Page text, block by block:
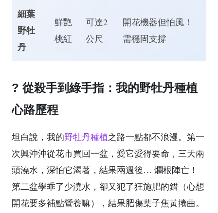
細葉
野牡
丹
鮮艷
桃紅
可達2
公尺
開花機器但怕風！
需穩固支撐
? 從殺手到綠手指：我的野牡丹種植
心路歷程
坦白說，我的野牡丹種植之路一點都不浪漫。第一
次興沖沖從花市買回一盆，愛它愛得要命，三天兩
頭澆水，深怕它渴著，結果兩週後… 爛根陣亡！
第二盆學乖了少澆水，卻又犯了狂施肥的錯（心想
開花要多補點營養嘛），結果肥傷葉子焦黃捲曲。